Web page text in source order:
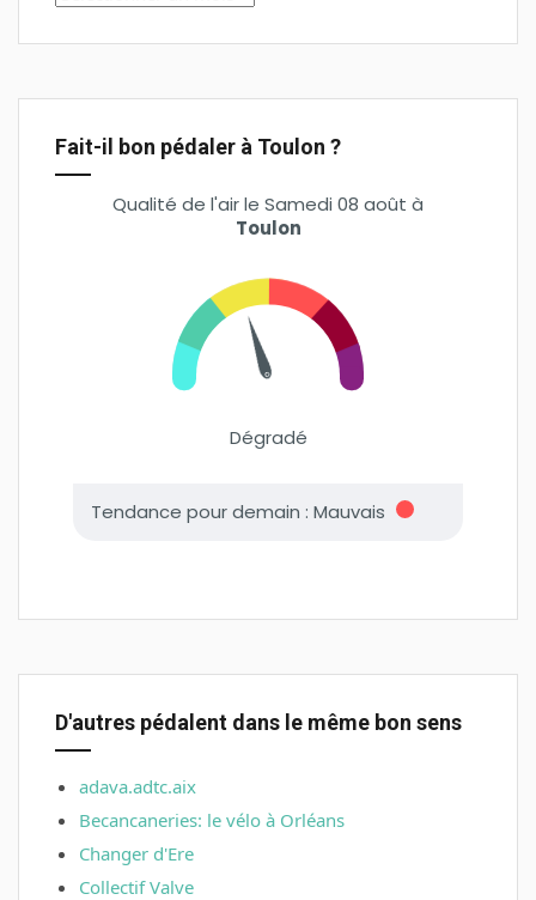
Fait-il bon pédaler à Toulon ?
D'autres pédalent dans le même bon sens
adava.adtc.aix
Becancaneries: le vélo à Orléans
Changer d'Ere
Collectif Valve